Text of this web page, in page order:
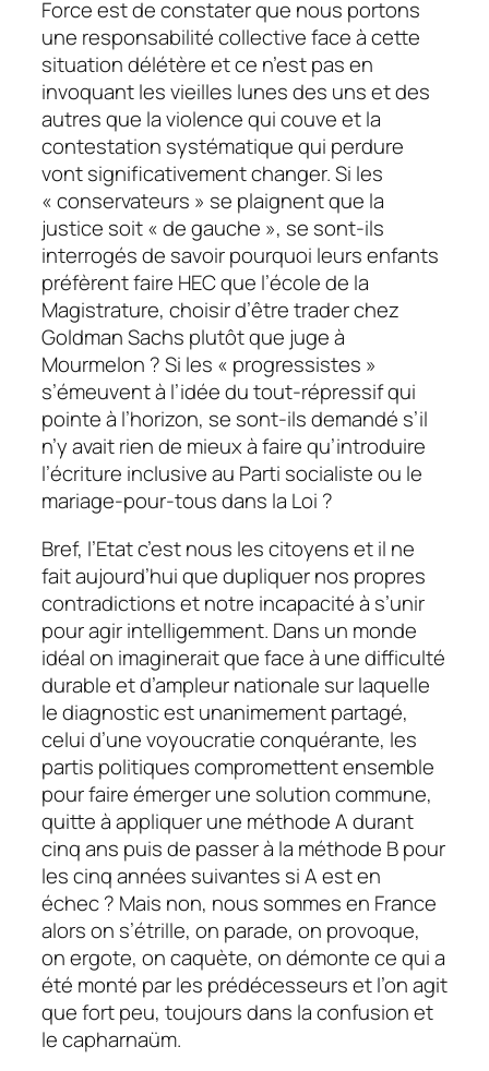
Force est de constater que nous portons
une responsabilité collective face à cette
situation délétère et ce n’est pas en
invoquant les vieilles lunes des uns et des
autres que la violence qui couve et la
contestation systématique qui perdure
vont significativement changer. Si les
« conservateurs » se plaignent que la
justice soit « de gauche », se sont-ils
interrogés de savoir pourquoi leurs enfants
préfèrent faire HEC que l’école de la
Magistrature, choisir d’être trader chez
Goldman Sachs plutôt que juge à
Mourmelon ? Si les « progressistes »
s’émeuvent à l’idée du tout-répressif qui
pointe à l’horizon, se sont-ils demandé s’il
n’y avait rien de mieux à faire qu’introduire
l’écriture inclusive au Parti socialiste ou le
mariage-pour-tous dans la Loi ?
Bref, l’Etat c’est nous les citoyens et il ne
fait aujourd’hui que dupliquer nos propres
contradictions et notre incapacité à s’unir
pour agir intelligemment. Dans un monde
idéal on imaginerait que face à une difficulté
durable et d’ampleur nationale sur laquelle
le diagnostic est unanimement partagé,
celui d’une voyoucratie conquérante, les
partis politiques compromettent ensemble
pour faire émerger une solution commune,
quitte à appliquer une méthode A durant
cinq ans puis de passer à la méthode B pour
les cinq années suivantes si A est en
échec ? Mais non, nous sommes en France
alors on s’étrille, on parade, on provoque,
on ergote, on caquète, on démonte ce qui a
été monté par les prédécesseurs et l’on agit
que fort peu, toujours dans la confusion et
le capharnaüm.